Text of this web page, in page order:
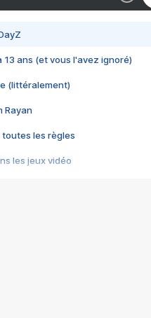
13 ans (et vous l'avez ignoré)
(littéralement)
Rayan
toutes les règles
les jeux vidéo